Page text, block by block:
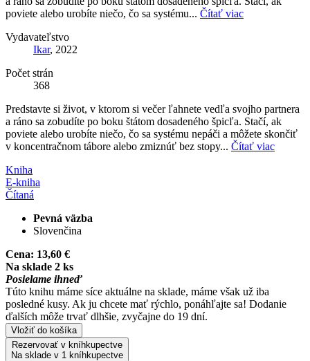
poviete alebo urobíte niečo, čo sa systému... Čítať viac
Vydavateľstvo
Ikar, 2022
Počet strán
368
Predstavte si život, v ktorom si večer ľahnete vedľa svojho partnera
a ráno sa zobudíte po boku štátom dosadeného špicľa. Stačí, ak
poviete alebo urobíte niečo, čo sa systému nepáči a môžete skončiť
v koncentračnom tábore alebo zmiznúť bez stopy... Čítať viac
Kniha
E-kniha
Čítaná
Pevná väzba
Slovenčina
Cena: 13,60 €
Na sklade 2 ks
Posielame ihneď
Túto knihu máme síce aktuálne na sklade, máme však už iba
posledné kusy. Ak ju chcete mať rýchlo, ponáhľajte sa! Dodanie
ďalších môže trvať dlhšie, zvyčajne do 19 dní.
Vložiť do košíka
Rezervovať v kníhkupectve
Na sklade v 1 kníhkupectve